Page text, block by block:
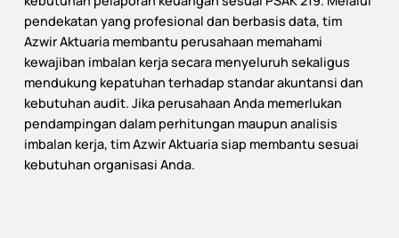
pendekatan yang profesional dan berbasis data, tim
Azwir Aktuaria membantu perusahaan memahami
kewajiban imbalan kerja secara menyeluruh sekaligus
mendukung kepatuhan terhadap standar akuntansi dan
kebutuhan audit. Jika perusahaan Anda memerlukan
pendampingan dalam perhitungan maupun analisis
imbalan kerja, tim Azwir Aktuaria siap membantu sesuai
kebutuhan organisasi Anda.